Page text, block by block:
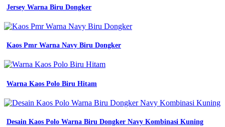
untuk
indonesia
warna
biru
dongker
navy
jual
seragam
baju
net
seragam
Jersey Warna Biru Dongker
Kaos Pmr Warna Navy Biru Dongker
Warna Kaos Polo Biru Hitam
Desain Kaos Polo Warna Biru Dongker Navy Kombinasi Kuning